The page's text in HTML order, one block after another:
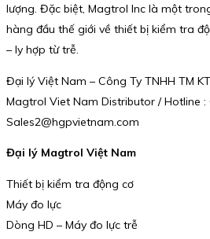
lượng. Đặc biệt, Magtrol Inc là một
hàng đầu thế giới về thiết bị kiểm tra
– ly hợp từ trễ.
Đại lý Việt Nam – Công Ty TNHH TM
Magtrol Viet Nam Distributor / Hotline :
Sales2@hgpvietnam.com
Đại lý Magtrol Việt Nam
Thiết bị kiểm tra động cơ
Máy đo lực
Dòng HD – Máy đo lực trễ